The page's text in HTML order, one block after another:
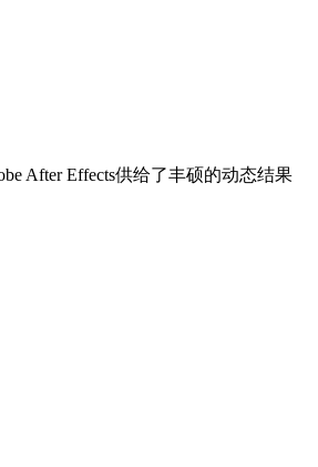
After Effects供给了丰硕的动态结果